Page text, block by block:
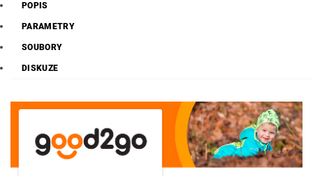
POPIS
PARAMETRY
SOUBORY
DISKUZE